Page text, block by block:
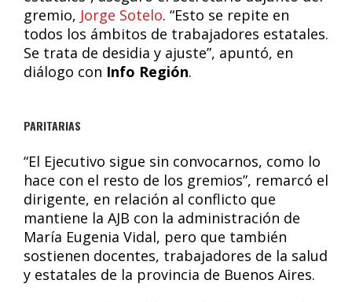
gremio, Jorge Sotelo. “Esto se repite en
todos los ámbitos de trabajadores estatales.
Se trata de desidia y ajuste”, apuntó, en
diálogo con Info Región.
PARITARIAS
“El Ejecutivo sigue sin convocarnos, como lo
hace con el resto de los gremios”, remarcó el
dirigente, en relación al conflicto que
mantiene la AJB con la administración de
María Eugenia Vidal, pero que también
sostienen docentes, trabajadores de la salud
y estatales de la provincia de Buenos Aires.